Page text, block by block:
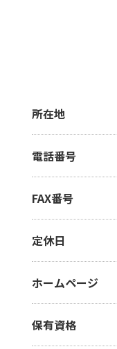
所在地
電話番号
FAX番号
定休日
ホームページ
保有資格